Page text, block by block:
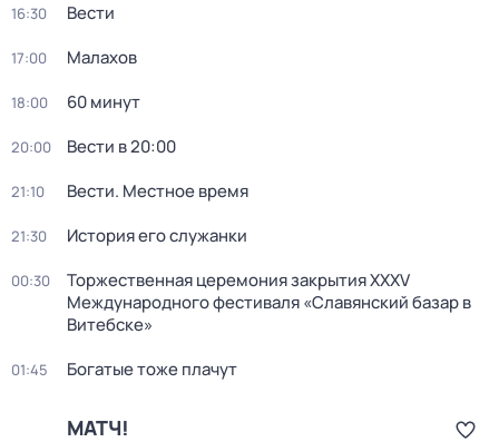
16:30 Вести
17:00 Малахов
18:00 60 минут
20:00 Вести в 20:00
21:10 Вести. Местное время
21:30 История его служанки
00:30
Торжественная церемония закрытия XXXV
Международного фестиваля «Славянский базар в
Витебске»
01:45 Богатые тоже плачут
МАТЧ!